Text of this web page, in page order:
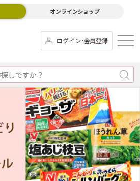
オンラインショップ
ログイン･会員登録